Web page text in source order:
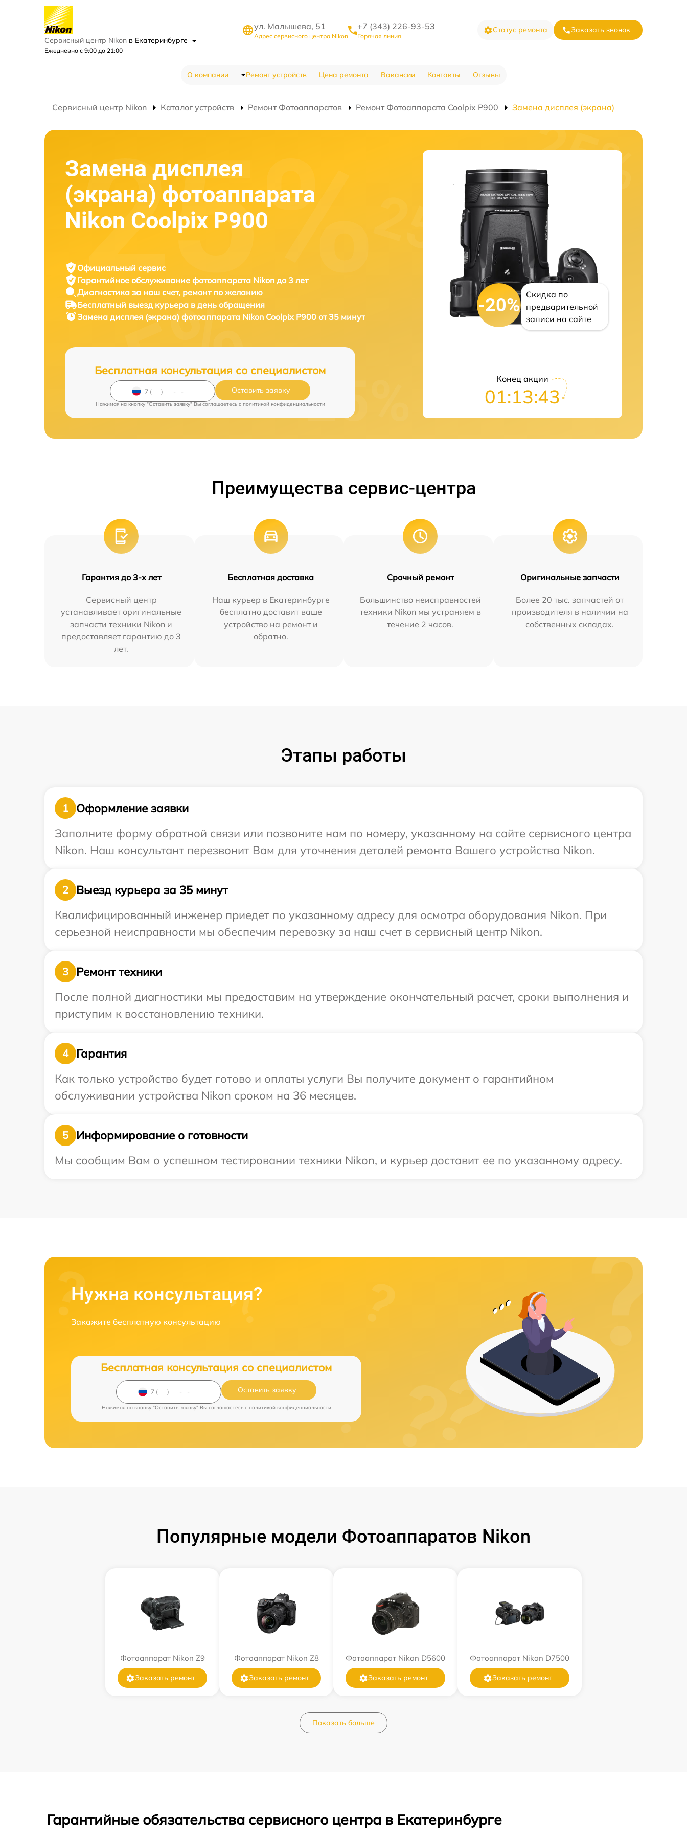
Сервисный центр Nikon в Екатеринбурге
Ежедневно с 9:00 до 21:00
ул. Малышева, 51
Адрес сервисного центра Nikon
+7 (343) 226-93-53
Горячая линия
Статус ремонта Заказать звонок
О компании Ремонт устройств Цена ремонта Вакансии Контакты Отзывы
Сервисный центр Nikon Каталог устройств Ремонт Фотоаппаратов Ремонт Фотоаппарата Coolpix P900 Замена дисплея (экрана)
Замена дисплея
(экрана) фотоаппарата
Nikon Coolpix P900
Официальный сервис
Гарантийное обслуживание фотоаппарата Nikon до 3 лет
Диагностика за наш счет, ремонт по желанию
Бесплатный выезд курьера в день обращения
Замена дисплея (экрана) фотоаппарата Nikon Coolpix P900 от 35 минут
Бесплатная консультация со специалистом
Оставить заявку
Нажимая на кнопку "Оставить заявку" Вы соглашаетесь c политикой конфиденциальности
-20%
Скидка по
предварительной
записи на сайте
Конец акции
01:13:42
Преимущества сервис-центра
Гарантия до 3-х лет
Сервисный центр
устанавливает оригинальные
запчасти техники Nikon и
предоставляет гарантию до 3
лет.
Бесплатная доставка
Наш курьер в Екатеринбурге
бесплатно доставит ваше
устройство на ремонт и
обратно.
Срочный ремонт
Большинство неисправностей
техники Nikon мы устраняем в
течение 2 часов.
Оригинальные запчасти
Более 20 тыс. запчастей от
производителя в наличии на
собственных складах.
Этапы работы
1
Оформление заявки
Заполните форму обратной связи или позвоните нам по номеру, указанному на сайте сервисного центра
Nikon. Наш консультант перезвонит Вам для уточнения деталей ремонта Вашего устройства Nikon.
2
Выезд курьера за 35 минут
Квалифицированный инженер приедет по указанному адресу для осмотра оборудования Nikon. При
серьезной неисправности мы обеспечим перевозку за наш счет в сервисный центр Nikon.
3
Ремонт техники
После полной диагностики мы предоставим на утверждение окончательный расчет, сроки выполнения и
приступим к восстановлению техники.
4
Гарантия
Как только устройство будет готово и оплаты услуги Вы получите документ о гарантийном
обслуживании устройства Nikon сроком на 36 месяцев.
5
Информирование о готовности
Мы сообщим Вам о успешном тестировании техники Nikon, и курьер доставит ее по указанному адресу.
Нужна консультация?
Закажите бесплатную консультацию
Бесплатная консультация со специалистом
Оставить заявку
Нажимая на кнопку "Оставить заявку" Вы соглашаетесь c политикой конфиденциальности
Популярные модели Фотоаппаратов Nikon
Фотоаппарат Nikon Z9
Заказать ремонт
Фотоаппарат Nikon Z8
Заказать ремонт
Фотоаппарат Nikon D5600
Заказать ремонт
Фотоаппарат Nikon D7500
Заказать ремонт
Показать больше
Гарантийные обязательства сервисного центра в Екатеринбурге